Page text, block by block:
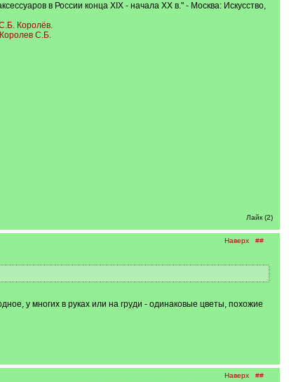
в России конца XIX - начала XX в." - Москва: Искусство,
Королёв.
С.Б.
Лайк (2)
Наверх ##
у многих в руках или на груди - одинаковые цветы, похожие
Наверх ##